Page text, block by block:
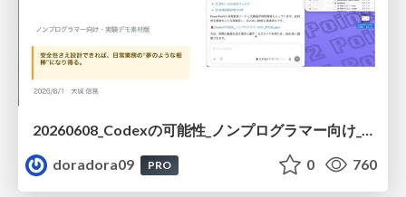
20260608_Codexの可能性_ノンプログラマー向け_大城追記
doradora09
PRO 0 760